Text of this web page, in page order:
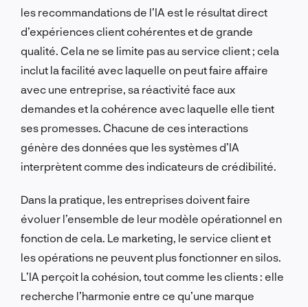
les recommandations de l’IA est le résultat direct
d’expériences client cohérentes et de grande
qualité. Cela ne se limite pas au service client ; cela
inclut la facilité avec laquelle on peut faire affaire
avec une entreprise, sa réactivité face aux
demandes et la cohérence avec laquelle elle tient
ses promesses. Chacune de ces interactions
génère des données que les systèmes d’IA
interprètent comme des indicateurs de crédibilité.
Dans la pratique, les entreprises doivent faire
évoluer l’ensemble de leur modèle opérationnel en
fonction de cela. Le marketing, le service client et
les opérations ne peuvent plus fonctionner en silos.
L’IA perçoit la cohésion, tout comme les clients : elle
recherche l’harmonie entre ce qu’une marque